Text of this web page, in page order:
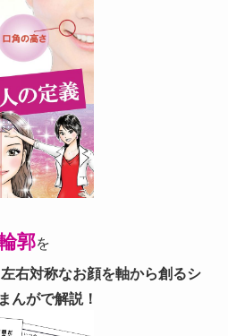
郭を
右対称なお顔を軸から創るシ
んがで解説！